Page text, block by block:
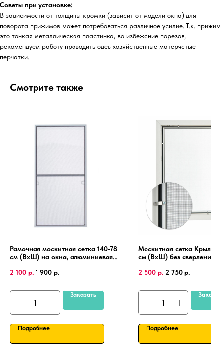
Советы при установке:
В зависимости от толщины кромки (зависит от модели окна) для
поворота прижимов может потребоваться различное усилие. Т.к. прижим
это тонкая металлическая пластинка, во избежание порезов,
рекомендуем работу проводить одев хозяйственные матерчатые
перчатки.
Смотрите также
Рамочная москитная сетка 140-78
см (ВхШ) на окна, алюминиевая
2 100 р. 1 900 р.
Заказать
Подробнее
Москитная сетка Крыло
см (ВхШ) без сверления,
рамка.
2 500 р. 2 750 р.
Подробнее